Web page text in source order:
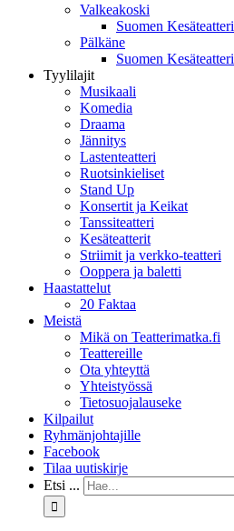
Valkeakoski
Suomen Kesäteatteri
Pälkäne
Suomen Kesäteatteri
Tyylilajit
Musikaali
Komedia
Draama
Jännitys
Lastenteatteri
Ruotsinkieliset
Stand Up
Konsertit ja Keikat
Tanssiteatteri
Kesäteatterit
Striimit ja verkko-teatteri
Ooppera ja baletti
Haastattelut
20 Faktaa
Meistä
Mikä on Teatterimatka.fi
Teattereille
Ota yhteyttä
Yhteistyössä
Tietosuojalauseke
Kilpailut
Ryhmänjohtajille
Facebook
Tilaa uutiskirje
Etsi ...